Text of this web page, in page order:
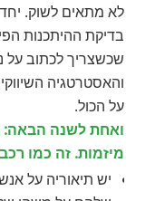
לא מתאים לשוק.
בדיקת ההיתכנות
שכשצריך לכתוב על
והאסטרטגיה
על הכול.
ואחת לשנה הבאה:
מיזמות. זה כמו
יש תיאוריה על